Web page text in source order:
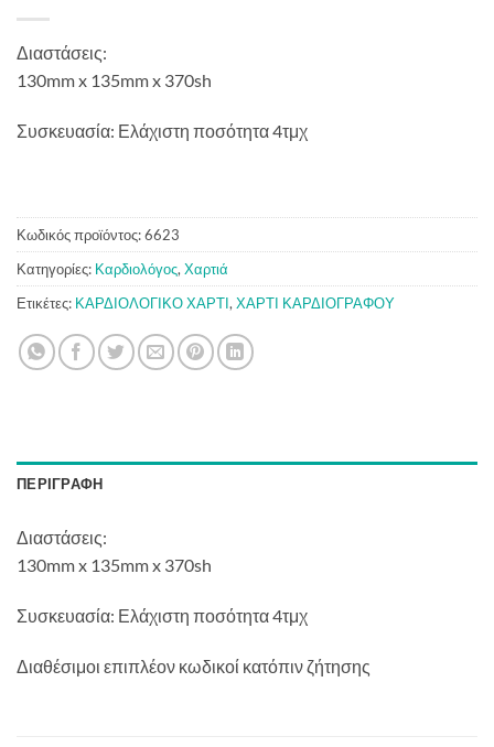
Διαστάσεις:
130mm x 135mm x 370sh
Συσκευασία: Ελάχιστη ποσότητα 4τμχ
Κωδικός προϊόντος:6623
Κατηγορίες: Καρδιολόγος,Χαρτιά
Ετικέτες: ΚΑΡΔΙΟΛΟΓΙΚΟ ΧΑΡΤΙ,ΧΑΡΤΙ ΚΑΡΔΙΟΓΡΑΦΟΥ
ΠΕΡΙΓΡΑΦΉ
Διαστάσεις:
130mm x 135mm x 370sh
Συσκευασία: Ελάχιστη ποσότητα 4τμχ
Διαθέσιμοι επιπλέον κωδικοί κατόπιν ζήτησης